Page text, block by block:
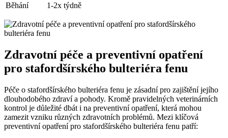
Běhání
1-2x týdně
Zdravotní péče a preventivní opatření
pro stafordšírského bulteriéra fenu
Péče o stafordšírského bulteriéra fenu je zásadní pro zajištění jejího
dlouhodobého zdraví a pohody. Kromě pravidelných veterinárních
kontrol je důležité dbát i na preventivní opatření, která mohou
zamezit vzniku různých zdravotních problémů. Mezi klíčová
preventivní opatření pro stafordšírského bulteriéra fenu patří: